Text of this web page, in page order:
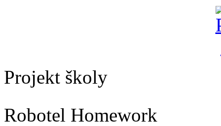
Projekt školy
Robotel Homework